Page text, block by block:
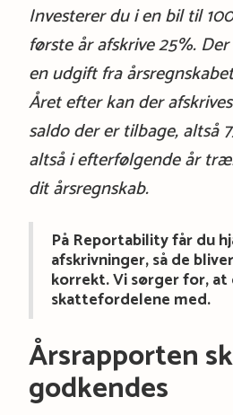
Investerer du i en bil til
første år afskrive 25%.
en udgift fra
Året efter kan der
saldo der er tilbage, altså
altså i efterfølgende år
dit årsregnskab.
På Reportability får du
afskrivninger, så de
korrekt. Vi sørger for, at
skattefordelene med.
Årsrapporten
godkendes